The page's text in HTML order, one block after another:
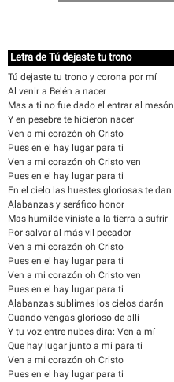
Letra de Tú dejaste tu trono
Tú dejaste tu trono y corona por mí
Al venir a Belén a nacer
Mas a ti no fue dado el entrar al mesón
Y en pesebre te hicieron nacer
Ven a mi corazón oh Cristo
Pues en el hay lugar para ti
Ven a mi corazón oh Cristo ven
Pues en el hay lugar para ti
En el cielo las huestes gloriosas te dan
Alabanzas y seráfico honor
Mas humilde viniste a la tierra a sufrir
Por salvar al más vil pecador
Ven a mi corazón oh Cristo
Pues en el hay lugar para ti
Ven a mi corazón oh Cristo ven
Pues en el hay lugar para ti
Alabanzas sublimes los cielos darán
Cuando vengas glorioso de allí
Y tu voz entre nubes dira: Ven a mí
Que hay lugar junto a mi para ti
Ven a mi corazón oh Cristo
Pues en el hay lugar para ti